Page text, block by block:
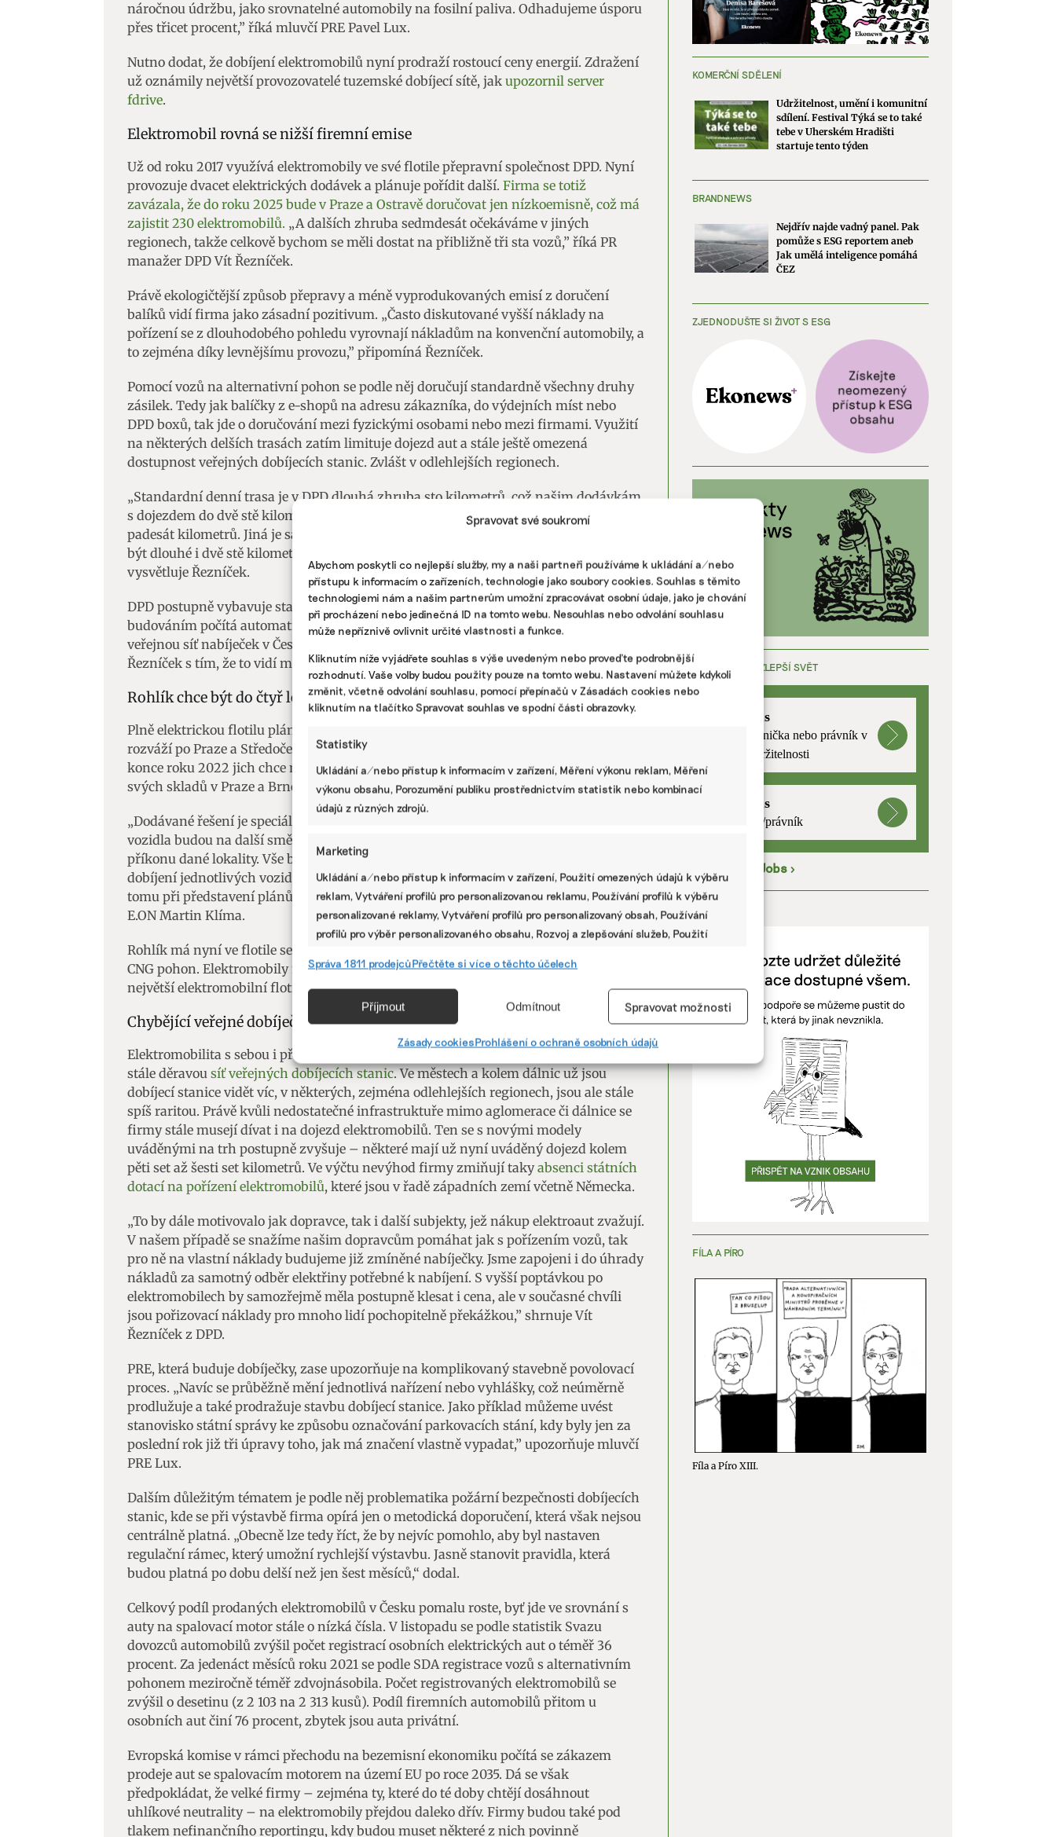
Spravovat své soukromí
Abychom poskytli co nejlepší služby, my a naši partneři používáme k ukládání a/nebo
přístupu k informacím o zařízeních, technologie jako soubory cookies. Souhlas s těmito
technologiemi nám a našim partnerům umožní zpracovávat osobní údaje, jako je chování
při procházení nebo jedinečná ID na tomto webu. Nesouhlas nebo odvolání souhlasu
může nepříznivě ovlivnit určité vlastnosti a funkce.
Kliknutím níže vyjádřete souhlas s výše uvedeným nebo proveďte podrobnější
rozhodnutí. Vaše volby budou použity pouze na tomto webu. Nastavení můžete kdykoli
změnit, včetně odvolání souhlasu, pomocí přepínačů v Zásadách cookies nebo
kliknutím na tlačítko Spravovat souhlas ve spodní části obrazovky.
Statistiky
Ukládání a/nebo přístup k informacím v zařízení, Měření výkonu reklam, Měření
výkonu obsahu, Porozumění publiku prostřednictvím statistik nebo kombinací
údajů z různých zdrojů.
Marketing
Ukládání a/nebo přístup k informacím v zařízení, Použití omezených údajů k výběru
reklam, Vytváření profilů pro personalizovanou reklamu, Používání profilů k výběru
personalizované reklamy, Vytváření profilů pro personalizovaný obsah, Používání
profilů pro výběr personalizovaného obsahu, Rozvoj a zlepšování služeb, Použití
Přiřazování a kombinování údajů z jiných zdrojů údajů, Propojení různých
zařízení, Identifikace zařízení na základě automaticky přenášených
Používání přesných údajů o zeměpisné poloze, Identifikace zařízení na základě
aktivně vyžádaných informací.
Zajištění bezpečnosti, předcházení a zjišťování podvodů a
odstraňování chyb, Poskytování a zobrazování reklamy a obsahu,
Správa 1811 prodejcůPřečtěte si více o těchto účelech
Příjmout Odmítnout Spravovat možnosti
Zásady cookiesProhlášení o ochraně osobních údajů
náročnou údržbu, jako srovnatelné automobily na fosilní paliva. Odhadujeme úsporu
přes třicet procent,” říká mluvčí PRE Pavel Lux.
Nutno dodat, že dobíjení elektromobilů nyní prodraží rostoucí ceny energií. Zdražení
už oznámily největší provozovatelé tuzemské dobíjecí sítě, jak upozornil server
fdrive.
Elektromobil rovná se nižší firemní emise
Už od roku 2017 využívá elektromobily ve své flotile přepravní společnost DPD. Nyní
provozuje dvacet elektrických dodávek a plánuje pořídit další. Firma se totiž
zavázala, že do roku 2025 bude v Praze a Ostravě doručovat jen nízkoemisně, což má
zajistit 230 elektromobilů. „A dalších zhruba sedmdesát očekáváme v jiných
regionech, takže celkově bychom se měli dostat na přibližně tři sta vozů,” říká PR
manažer DPD Vít Řezníček.
Právě ekologičtější způsob přepravy a méně vyprodukovaných emisí z doručení
balíků vidí firma jako zásadní pozitivum. „Často diskutované vyšší náklady na
pořízení se z dlouhodobého pohledu vyrovnají nákladům na konvenční automobily, a
to zejména díky levnějšímu provozu,” připomíná Řezníček.
Pomocí vozů na alternativní pohon se podle něj doručují standardně všechny druhy
zásilek. Tedy jak balíčky z e-shopů na adresu zákazníka, do výdejních míst nebo
DPD boxů, tak jde o doručování mezi fyzickými osobami nebo mezi firmami. Využití
na některých delších trasách zatím limituje dojezd aut a stále ještě omezená
dostupnost veřejných dobíjecích stanic. Zvlášt v odlehlejších regionech.
„Standardní denní trasa je v DPD dlouhá zhruba sto kilometrů, což našim dodávkám
s dojezdem do dvě stě kilometrů nedělá problém. V centru Prahy je to třeba jen
padesát kilometrů. Jiná je samozřejmě situace na venkovských trasách, které mohou
být dlouhé i dvě stě kilometrů, ale ty tvoří pouze do deseti procent celkového objemu,”
vysvětluje Řezníček.
DPD postupně vybavuje starší depa vlastními nabíječkami, u těch nových už s jejich
budováním počítá automaticky při výstavbě. „Naši řidiči využívají samozřejmě i
veřejnou síť nabíječek v Česku, která je však v současné chvíli značně omezená,” říká
Řezníček s tím, že to vidí momentálně jako největší nevýhodu elektromobility.
Rohlík chce být do čtyř let plně elektrický
Plně elektrickou flotilu plánuje do roku 2025 e-shop s potravinami Rohlík.cz, který
rozváží po Praze a Středočeském kraji. Buduje kvůli tomu síť dobíjecích stanic, do
konce roku 2022 jich chce mít čtyři sta. Parkovací a dobíjecí plochy nyní staví u
svých skladů v Praze a Brně. Síť pro online jedničku v potravinách buduje E-ON.
„Dodávané řešení je speciálně připravené přímo pro Rohlík a zajistí, že všechna
vozidla budou na další směnu plně nabita, aniž by došlo k překročení možnosti
příkonu dané lokality. Vše bude online, aby měl fleet manager kompletní přehled o
dobíjení jednotlivých vozidel, a to jak v reálném čase, tak formou reportů,” uvedl k
tomu při představení plánů Rohlíku vedoucí oddělení Mobility Services společnosti
E.ON Martin Klíma.
Rohlík má nyní ve flotile sedm set aut, z toho 41 elektromobilů, zbytek vozů je na
CNG pohon. Elektromobily mají ale rychle přibývat – firma chce mít už příští rok
největší elektromobilní flotilu v Česku i v celé střední Evropě.
Chybějící veřejné dobíječky, dotace i byrokracie
Elektromobilita s sebou i přes vyčtené výhody stále nese i zádrhele. Zejména jde o
stále děravou síť veřejných dobíjecích stanic. Ve městech a kolem dálnic už jsou
dobíjecí stanice vidět víc, v některých, zejména odlehlejších regionech, jsou ale stále
spíš raritou. Právě kvůli nedostatečné infrastruktuře mimo aglomerace či dálnice se
firmy stále musejí dívat i na dojezd elektromobilů. Ten se s novými modely
uváděnými na trh postupně zvyšuje – některé mají už nyní uváděný dojezd kolem
pěti set až šesti set kilometrů. Ve výčtu nevýhod firmy zmiňují takyabsenci státních
dotací na pořízení elektromobilů, které jsou v řadě západních zemí včetně Německa.
„To by dále motivovalo jak dopravce, tak i další subjekty, jež nákup elektroaut zvažují.
V našem případě se snažíme našim dopravcům pomáhat jak s pořízením vozů, tak
pro ně na vlastní náklady budujeme již zmíněné nabíječky. Jsme zapojeni i do úhrady
nákladů za samotný odběr elektřiny potřebné k nabíjení. S vyšší poptávkou po
elektromobilech by samozřejmě měla postupně klesat i cena, ale v současné chvíli
jsou pořizovací náklady pro mnoho lidí pochopitelně překážkou,” shrnuje Vít
Řezníček z DPD.
PRE, která buduje dobíječky, zase upozorňuje na komplikovaný stavebně povolovací
proces. „Navíc se průběžně mění jednotlivá nařízení nebo vyhlášky, což neúměrně
prodlužuje a také prodražuje stavbu dobíjecí stanice. Jako příklad můžeme uvést
stanovisko státní správy ke způsobu označování parkovacích stání, kdy byly jen za
poslední rok již tři úpravy toho, jak má značení vlastně vypadat,” upozorňuje mluvčí
PRE Lux.
Dalším důležitým tématem je podle něj problematika požární bezpečnosti dobíjecích
stanic, kde se při výstavbě firma opírá jen o metodická doporučení, která však nejsou
centrálně platná. „Obecně lze tedy říct, že by nejvíc pomohlo, aby byl nastaven
regulační rámec, který umožní rychlejší výstavbu. Jasně stanovit pravidla, která
budou platná po dobu delší než jen šest měsíců,“ dodal.
Celkový podíl prodaných elektromobilů v Česku pomalu roste, byť jde ve srovnání s
auty na spalovací motor stále o nízká čísla. V listopadu se podle statistik Svazu
dovozců automobilů zvýšil počet registrací osobních elektrických aut o téměř 36
procent. Za jedenáct měsíců roku 2021 se podle SDA registrace vozů s alternativním
pohonem meziročně téměř zdvojnásobila. Počet registrovaných elektromobilů se
zvýšil o desetinu (z 2 103 na 2 313 kusů). Podíl firemních automobilů přitom u
osobních aut činí 76 procent, zbytek jsou auta privátní.
Evropská komise v rámci přechodu na bezemisní ekonomiku počítá se zákazem
prodeje aut se spalovacím motorem na území EU po roce 2035. Dá se však
předpokládat, že velké firmy – zejména ty, které do té doby chtějí dosáhnout
uhlíkové neutrality – na elektromobily přejdou daleko dřív. Firmy budou také pod
tlakem nefinančního reportingu, kdy budou muset některé z nich povinně
KOMERČNÍ SDĚLENÍ
Udržitelnost, umění i komunitní
sdílení. Festival Týká se to také
tebe v Uherském Hradišti
startuje tento týden
BRANDNEWS
Nejdřív najde vadný panel. Pak
pomůže s ESG reportem aneb
Jak umělá inteligence pomáhá
ČEZ
ZJEDNODUŠTE SI ŽIVOT S ESG
PRÁCE, KTERÁ ZLEPŠÍ SVĚT
mutualus
Stáž: právnička nebo právník v
oblasti udržitelnosti
mutualus
právnička/právník
EkoJobs >
PODPOŘTE NÁS
FÍLA A PÍRO
Fíla a Píro XIII.